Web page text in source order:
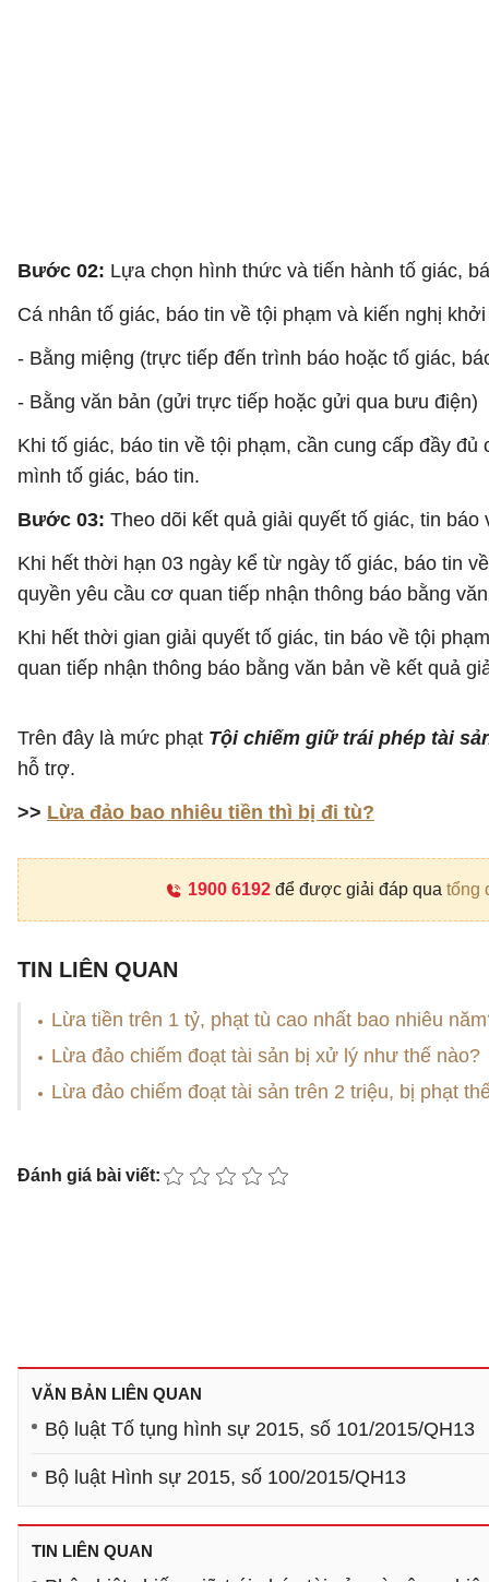
Bước 02: Lựa chọn hình thức và tiến hành tố giác,
Cá nhân tố giác, báo tin về tội phạm và kiến nghị
- Bằng miệng (trực tiếp đến trình báo hoặc tố giác,
- Bằng văn bản (gửi trực tiếp hoặc gửi qua bưu điện)
Khi tố giác, báo tin về tội phạm, cần cung cấp đầy
mình tố giác, báo tin.
Bước 03: Theo dõi kết quả giải quyết tố giác, tin
Khi hết thời hạn 03 ngày kể từ ngày tố giác, báo tin
quyền yêu cầu cơ quan tiếp nhận thông báo bằng
Khi hết thời gian giải quyết tố giác, tin báo về tội
quan tiếp nhận thông báo bằng văn bản về kết quả
Trên đây là mức phạt Tội chiếm giữ trái phép tài
hỗ trợ.
>> Lừa đảo bao nhiêu tiền thì bị đi tù?
1900 6192để được giải đáp qua tổng
TIN LIÊN QUAN
Lừa tiền trên 1 tỷ, phạt tù cao nhất bao nhiêu
Lừa đảo chiếm đoạt tài sản bị xử lý như thế nào?
Lừa đảo chiếm đoạt tài sản trên 2 triệu, bị phạt
Đánh giá bài viết:
VĂN BẢN LIÊN QUAN
Bộ luật Tố tụng hình sự 2015, số 101/2015/QH13
Bộ luật Hình sự 2015, số 100/2015/QH13
TIN LIÊN QUAN